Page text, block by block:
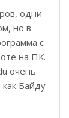
одни
но в
с
на ПК.
очень
Байду